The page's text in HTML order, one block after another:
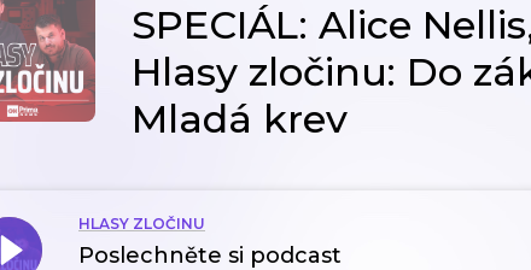
SPECIÁL: Alice
Hlasy zločinu: Do
Mladá krev
HLASY ZLOČINU
Poslechněte si podcast